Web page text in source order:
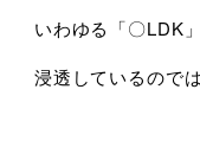
いわゆる「〇LDK
浸透しているので